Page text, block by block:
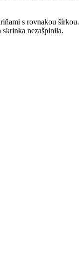
s rovnakou šírkou.
nezašpinila.